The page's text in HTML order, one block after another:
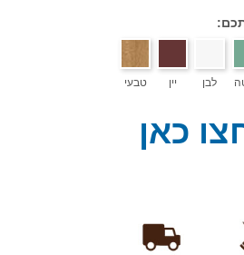
לבן יין טבעי
כאן